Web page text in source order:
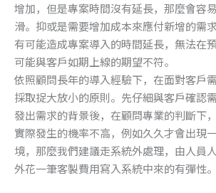
增加，但是專案時間沒有延長，那麼會容
滑。抑或是需要增加成本來應付新增的需
有可能造成專案導入的時間延長，無法在
可能與客戶如期上線的期望不符。
依照顧問長年的導入經驗下，在面對客戶
採取捉大放小的原則。先仔細與客戶確認
發出需求的背景後，在顧問專業的判斷下
實際發生的機率不高，例如久久才會出現
境，那麼我們建議走系統外處理，由人員
外花一筆客製費用寫入系統中來的有彈性。